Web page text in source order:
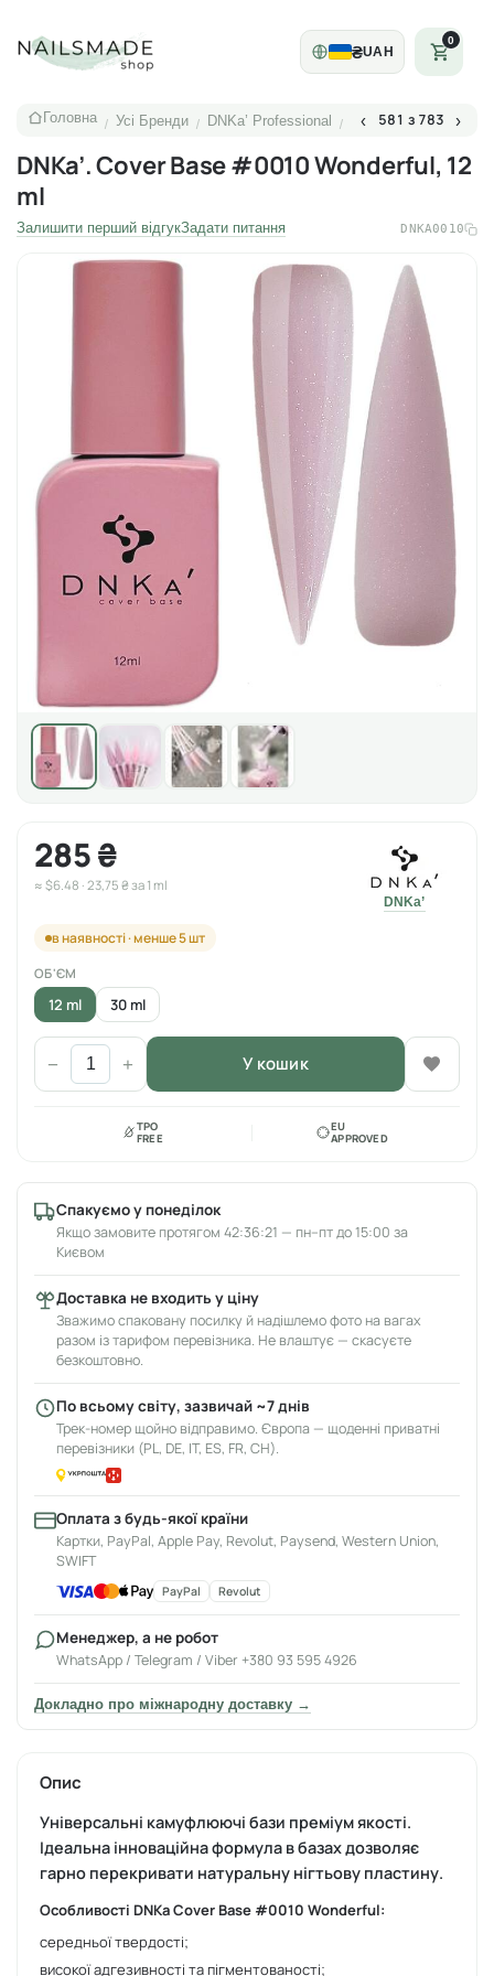
₴UAH
0
Головна / Усі Бренди / DNKa’ Professional / ‹ 581 з 783 ›
DNKa’. Cover Base #0010 Wonderful, 12
ml
Залишити перший відгукЗадати питання DNKA0010
285 ₴
≈ $6.48 · 23,75 ₴ за 1 ml
DNKa’
в наявності · менше 5 шт
ОБ'ЄМ
12 ml 30 ml
− + У кошик
TPO
FREE
EU
APPROVED
Спакуємо у понеділок
Якщо замовите протягом 42:36:21 — пн–пт до 15:00 за
Києвом
Доставка не входить у ціну
Зважимо спаковану посилку й надішлемо фото на вагах
разом із тарифом перевізника. Не влаштує — скасуєте
безкоштовно.
По всьому світу, зазвичай ~7 днів
Трек-номер щойно відправимо. Європа — щоденні приватні
перевізники (PL, DE, IT, ES, FR, CH).
Оплата з будь-якої країни
Картки, PayPal, Apple Pay, Revolut, Paysend, Western Union,
SWIFT
PayPal Revolut
Менеджер, а не робот
WhatsApp / Telegram / Viber +380 93 595 4926
Докладно про міжнародну доставку →
Опис
Універсальні камуфлюючі бази преміум якості.
Ідеальна інноваційна формула в базах дозволяє
гарно перекривати натуральну нігтьову пластину.
Особливості DNKa Cover Base #0010 Wonderful:
середньої твердості;
високої адгезивності та пігментованості;